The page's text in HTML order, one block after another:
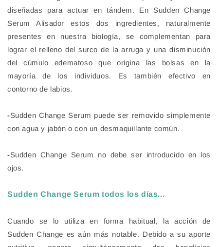
diseñadas para actuar en tándem. En Sudden Change
Serum Alisador estos dos ingredientes, naturalmente
presentes en nuestra biología, se complementan para
lograr el relleno del surco de la arruga y una disminución
del cúmulo edematoso que origina las bolsas en la
mayoría de los individuos. Es también efectivo en
contorno de labios.
-Sudden Change Serum puede ser removido simplemente
con agua y jabón o con un desmaquillante común.
-Sudden Change Serum no debe ser introducido en los
ojos.
Sudden Change Serum todos los días...
Cuando se lo utiliza en forma habitual, la acción de
Sudden Change es aún más notable. Debido a su aporte